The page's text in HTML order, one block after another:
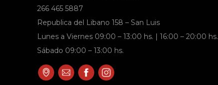
266 465 5887
Republica del Libano 158 – San Luis
Lunes a Viernes 09:00 – 13:00 hs. | 16:00 – 20:00 hs.
Sábado 09:00 – 13:00 hs.